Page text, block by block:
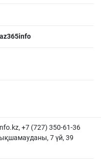
, +7 (727) 350-61-36
7 үй, 39